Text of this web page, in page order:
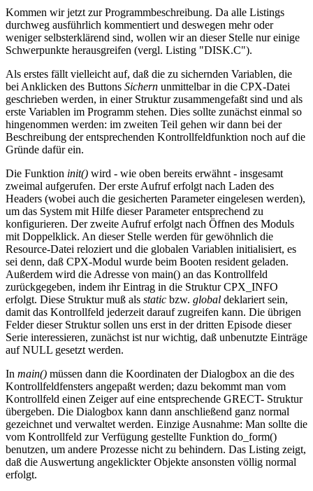
Kommen wir jetzt zur Programmbeschreibung. Da alle Listings
durchweg ausführlich kommentiert und deswegen mehr oder
weniger selbsterklärend sind, wollen wir an dieser Stelle nur einige
Schwerpunkte herausgreifen (vergl. Listing "DISK.C").
Als erstes fällt vielleicht auf, daß die zu sichernden Variablen, die
bei Anklicken des Buttons Sichern unmittelbar in die CPX-Datei
geschrieben werden, in einer Struktur zusammengefaßt sind und als
erste Variablen im Programm stehen. Dies sollte zunächst einmal so
hingenommen werden: im zweiten Teil gehen wir dann bei der
Beschreibung der entsprechenden Kontrollfeldfunktion noch auf die
Gründe dafür ein.
Die Funktion init() wird - wie oben bereits erwähnt - insgesamt
zweimal aufgerufen. Der erste Aufruf erfolgt nach Laden des
Headers (wobei auch die gesicherten Parameter eingelesen werden),
um das System mit Hilfe dieser Parameter entsprechend zu
konfigurieren. Der zweite Aufruf erfolgt nach Öffnen des Moduls
mit Doppelklick. An dieser Stelle werden für gewöhnlich die
Resource-Datei reloziert und die globalen Variablen initialisiert, es
sei denn, daß CPX-Modul wurde beim Booten resident geladen.
Außerdem wird die Adresse von main() an das Kontrollfeld
zurückgegeben, indem ihr Eintrag in die Struktur CPX_INFO
erfolgt. Diese Struktur muß als static bzw. global deklariert sein,
damit das Kontrollfeld jederzeit darauf zugreifen kann. Die übrigen
Felder dieser Struktur sollen uns erst in der dritten Episode dieser
Serie interessieren, zunächst ist nur wichtig, daß unbenutzte Einträge
auf NULL gesetzt werden.
In main() müssen dann die Koordinaten der Dialogbox an die des
Kontrollfeldfensters angepaßt werden; dazu bekommt man vom
Kontrollfeld einen Zeiger auf eine entsprechende GRECT- Struktur
übergeben. Die Dialogbox kann dann anschließend ganz normal
gezeichnet und verwaltet werden. Einzige Ausnahme: Man sollte die
vom Kontrollfeld zur Verfügung gestellte Funktion do_form()
benutzen, um andere Prozesse nicht zu behindern. Das Listing zeigt,
daß die Auswertung angeklickter Objekte ansonsten völlig normal
erfolgt.